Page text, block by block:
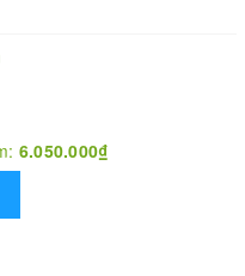
6.050.000₫